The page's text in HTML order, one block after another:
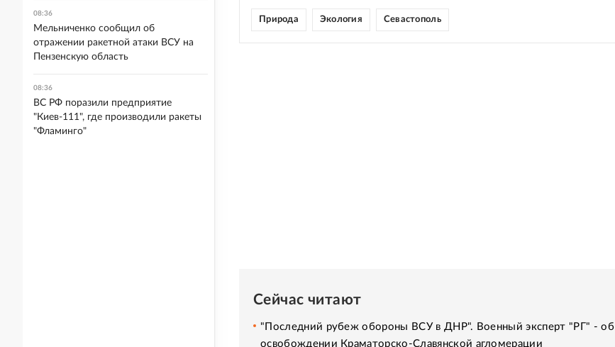
Природа Экология Севастополь
Сейчас читают
"Последний рубеж обороны ВСУ в ДНР". Военный эксперт "РГ" - об
освобождении Краматорско-Славянской агломерации
08:36
Мельниченко сообщил об
отражении ракетной атаки ВСУ на
Пензенскую область
08:36
ВС РФ поразили предприятие
"Киев-111", где производили ракеты
"Фламинго"